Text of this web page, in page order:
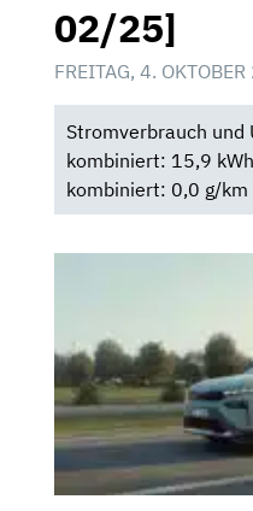
02/25]
FREITAG, 4.
Stromverbrauch und
kombiniert: 15,9
kombiniert: 0,0 g/km